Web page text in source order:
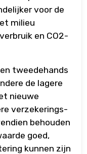
voor de
milieu
en CO2-
tweedehands
de lagere
nieuwe
verzekerings-
behouden
goed,
kunnen zijn